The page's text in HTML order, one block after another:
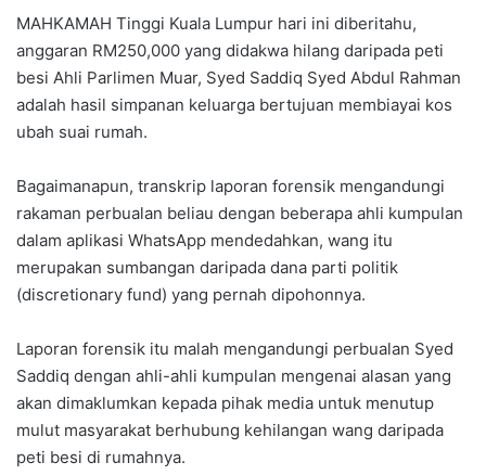
MAHKAMAH Tinggi Kuala Lumpur hari ini diberitahu,
anggaran RM250,000 yang didakwa hilang daripada peti
besi Ahli Parlimen Muar, Syed Saddiq Syed Abdul Rahman
adalah hasil simpanan keluarga bertujuan membiayai kos
ubah suai rumah.
Bagaimanapun, transkrip laporan forensik mengandungi
rakaman perbualan beliau dengan beberapa ahli kumpulan
dalam aplikasi WhatsApp mendedahkan, wang itu
merupakan sumbangan daripada dana parti politik
(discretionary fund) yang pernah dipohonnya.
Laporan forensik itu malah mengandungi perbualan Syed
Saddiq dengan ahli-ahli kumpulan mengenai alasan yang
akan dimaklumkan kepada pihak media untuk menutup
mulut masyarakat berhubung kehilangan wang daripada
peti besi di rumahnya.